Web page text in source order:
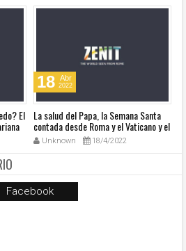
El
18 Abr
2022
La salud del Papa, la Semana Santa
contada desde Roma y el Vaticano y el
resumen de noticias en audio
Unknown 18/4/2022
Facebook